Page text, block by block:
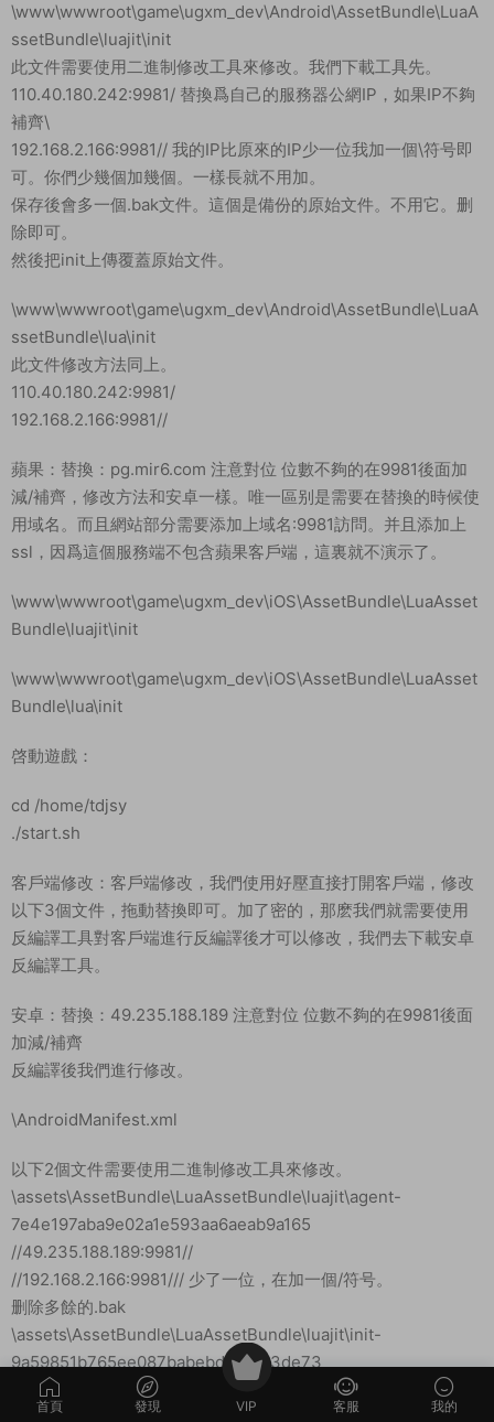
\www\wwwroot\game\ugxm_dev\Android\AssetBundle\LuaA
ssetBundle\luajit\init
此文件需要使用二進制修改工具來修改。我們下載工具先。
110.40.180.242:9981/ 替換爲自己的服務器公網IP，如果IP不夠
補齊\
192.168.2.166:9981// 我的IP比原來的IP少一位我加一個\符号即
可。你們少幾個加幾個。一樣長就不用加。
保存後會多一個.bak文件。這個是備份的原始文件。不用它。删
除即可。
然後把init上傳覆蓋原始文件。
\www\wwwroot\game\ugxm_dev\Android\AssetBundle\LuaA
ssetBundle\lua\init
此文件修改方法同上。
110.40.180.242:9981/
192.168.2.166:9981//
蘋果：替換：pg.mir6.com 注意對位 位數不夠的在9981後面加
減/補齊，修改方法和安卓一樣。唯一區别是需要在替換的時候使
用域名。而且網站部分需要添加上域名:9981訪問。并且添加上
ssl，因爲這個服務端不包含蘋果客戶端，這裏就不演示了。
\www\wwwroot\game\ugxm_dev\iOS\AssetBundle\LuaAsset
Bundle\luajit\init
\www\wwwroot\game\ugxm_dev\iOS\AssetBundle\LuaAsset
Bundle\lua\init
啓動遊戲：
cd /home/tdjsy
./start.sh
客戶端修改：客戶端修改，我們使用好壓直接打開客戶端，修改
以下3個文件，拖動替換即可。加了密的，那麽我們就需要使用
反編譯工具對客戶端進行反編譯後才可以修改，我們去下載安卓
反編譯工具。
安卓：替換：49.235.188.189 注意對位 位數不夠的在9981後面
加減/補齊
反編譯後我們進行修改。
\AndroidManifest.xml
以下2個文件需要使用二進制修改工具來修改。
\assets\AssetBundle\LuaAssetBundle\luajit\agent-
7e4e197aba9e02a1e593aa6aeab9a165
//49.235.188.189:9981//
//192.168.2.166:9981/// 少了一位，在加一個/符号。
删除多餘的.bak
\assets\AssetBundle\LuaAssetBundle\luajit\init-
9a59851b765ee087babebd08f003de73
//49.235.188.189:9981//
//192.168.2.166:9981///
首頁 發現 VIP 客服 我的